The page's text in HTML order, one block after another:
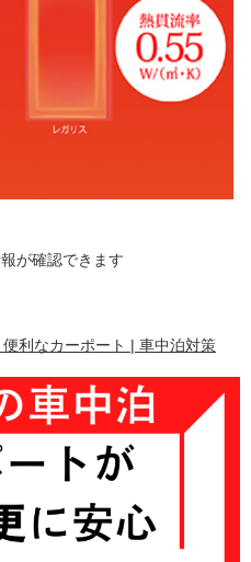
が確認できます
便利なカーポート | 車中泊対策